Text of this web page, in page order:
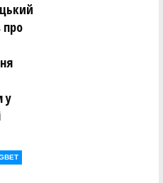
(Київ))
(Київ))
про
у